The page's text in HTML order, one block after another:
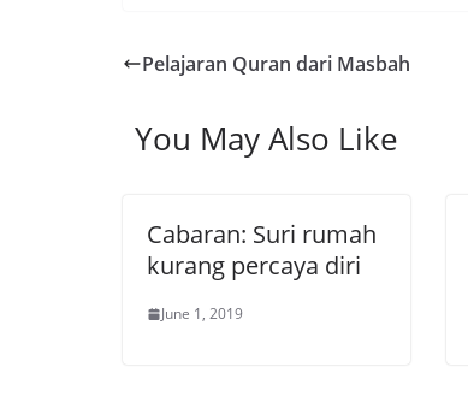
Pelajaran Quran dari Masbah
You May Also Like
Cabaran: Suri rumah
kurang percaya diri
June 1, 2019